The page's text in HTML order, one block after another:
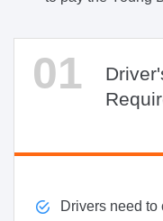
Drivers need to